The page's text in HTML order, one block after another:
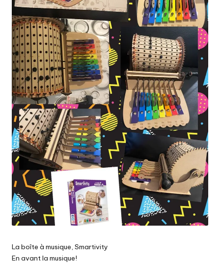
La boîte à musique, Smartivity
En avant la musique!